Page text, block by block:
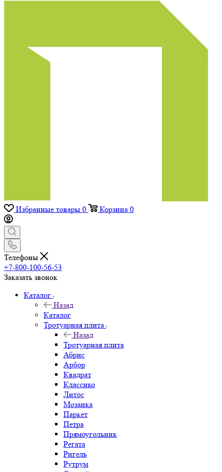
Избранные товары 0 Корзина 0
Телефоны
+7-800-100-56-53
Заказать звонок
Каталог
Назад
Каталог
Тротуарная плита
Назад
Тротуарная плита
Абрис
Арбор
Квадрат
Классико
Литос
Мозаика
Паркет
Петра
Прямоугольник
Регата
Ригель
Рутрум